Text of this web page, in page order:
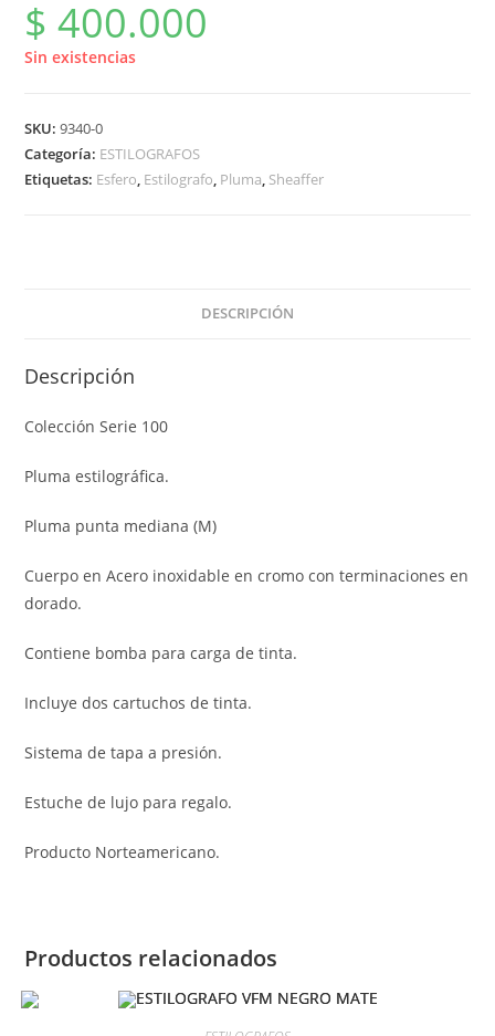
$ 400.000
Sin existencias
SKU:9340-0
Categoría: ESTILOGRAFOS
Etiquetas: Esfero Estilografo Pluma Sheaffer
DESCRIPCIÓN
Descripción
Colección Serie 100
Pluma estilográfica.
Pluma punta mediana (M)
Cuerpo en Acero inoxidable en cromo con terminaciones en
dorado.
Contiene bomba para carga de tinta.
Incluye dos cartuchos de tinta.
Sistema de tapa a presión.
Estuche de lujo para regalo.
Producto Norteamericano.
Productos relacionados